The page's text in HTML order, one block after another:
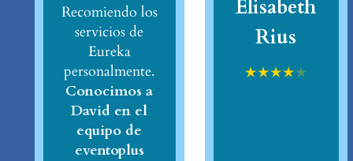
Recomiendo los
servicios de
Eureka
personalmente.
Conocimos a
David en el
equipo de
eventoplus
Elisabeth
Rius
★★★★★